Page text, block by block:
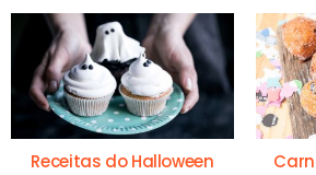
Receitas do Halloween